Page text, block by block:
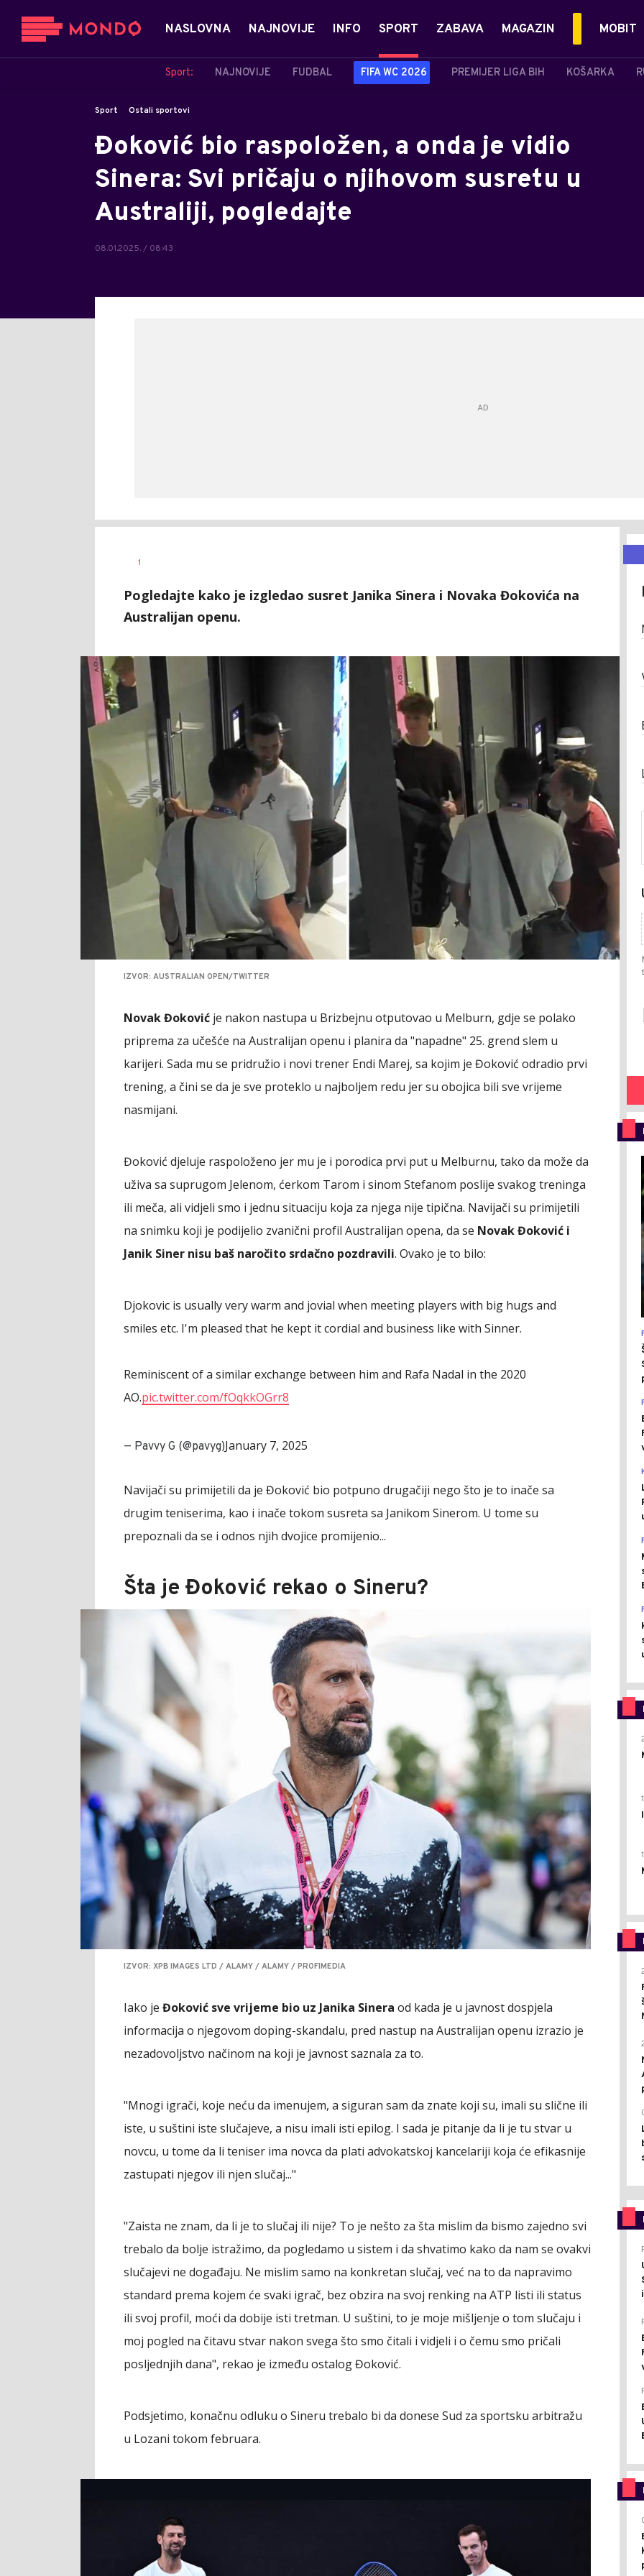
NASLOVNA NAJNOVIJE INFO SPORT
Sport: NAJNOVIJE FUDBAL FIFA WC 2026 PREMIJER LIGA BIH KOŠARKA
ZABAVA MAGAZIN MOBIT
Sport Ostali sportovi
Đoković bio raspoložen, a onda je vidio
Sinera: Svi pričaju o njihovom susretu u
Australiji, pogledajte
08.01.2025. / 08:43
AUTOR
1
Pogledajte kako je izgledao susret Janika Sinera i Novaka Đokovića na
Australijan openu.
IZVOR: AUSTRALIAN OPEN/TWITTER
Novak Đoković je nakon nastupa u Brizbejnu otputovao u Melburn, gdje se polako
priprema za učešće na Australijan openu i planira da "napadne" 25. grend slem u
karijeri. Sada mu se pridružio i novi trener Endi Marej, sa kojim je Đoković odradio prvi
trening, a čini se da je sve proteklo u najboljem redu jer su obojica bili sve vrijeme
nasmijani.
Đoković djeluje raspoloženo jer mu je i porodica prvi put u Melburnu, tako da može da
uživa sa suprugom Jelenom, ćerkom Tarom i sinom Stefanom poslije svakog treninga
ili meča, ali vidjeli smo i jednu situaciju koja za njega nije tipična. Navijači su primijetili
na snimku koji je podijelio zvanični profil Australijan opena, da se Novak Đoković i
Janik Siner nisu baš naročito srdačno pozdravili. Ovako je to bilo:
Djokovic is usually very warm and jovial when meeting players with big hugs and
smiles etc. I'm pleased that he kept it cordial and business like with Sinner.
Reminiscent of a similar exchange between him and Rafa Nadal in the 2020
AO.pic.twitter.com/fOqkkOGrr8
— Pavvy G (@pavyg)January 7, 2025
Navijači su primijetili da je Đoković bio potpuno drugačiji nego što je to inače sa
drugim teniserima, kao i inače tokom susreta sa Janikom Sinerom. U tome su
prepoznali da se i odnos njih dvojice promijenio...
Šta je Đoković rekao o Sineru?
IZVOR: XPB IMAGES LTD / ALAMY / ALAMY / PROFIMEDIA
Iako je Đoković sve vrijeme bio uz Janika Sinera od kada je u javnost dospjela
informacija o njegovom doping-skandalu, pred nastup na Australijan openu izrazio je
nezadovoljstvo načinom na koji je javnost saznala za to.
"Mnogi igrači, koje neću da imenujem, a siguran sam da znate koji su, imali su slične ili
iste, u suštini iste slučajeve, a nisu imali isti epilog. I sada je pitanje da li je tu stvar u
novcu, u tome da li teniser ima novca da plati advokatskoj kancelariji koja će efikasnije
zastupati njegov ili njen slučaj..."
"Zaista ne znam, da li je to slučaj ili nije? To je nešto za šta mislim da bismo zajedno svi
trebalo da bolje istražimo, da pogledamo u sistem i da shvatimo kako da nam se ovakvi
slučajevi ne događaju. Ne mislim samo na konkretan slučaj, već na to da napravimo
standard prema kojem će svaki igrač, bez obzira na svoj renking na ATP listi ili status
ili svoj profil, moći da dobije isti tretman. U suštini, to je moje mišljenje o tom slučaju i
moj pogled na čitavu stvar nakon svega što smo čitali i vidjeli i o čemu smo pričali
posljednjih dana", rekao je između ostalog Đoković.
Podsjetimo, konačnu odluku o Sineru trebalo bi da donese Sud za sportsku arbitražu
u Lozani tokom februara.